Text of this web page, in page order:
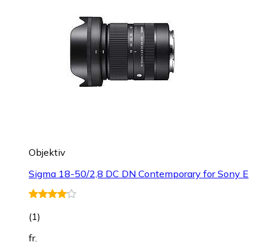
Objektiv
Sigma 18-50/2,8 DC DN Contemporary for Sony E
(1)
fr.